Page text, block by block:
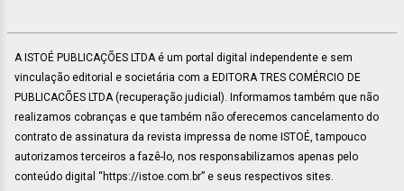
A ISTOÉ PUBLICAÇÕES LTDA é um portal digital independente e sem
vinculação editorial e societária com a EDITORA TRES COMÉRCIO DE
PUBLICACÕES LTDA (recuperação judicial). Informamos também que não
realizamos cobranças e que também não oferecemos cancelamento do
contrato de assinatura da revista impressa de nome ISTOÉ, tampouco
autorizamos terceiros a fazê-lo, nos responsabilizamos apenas pelo
conteúdo digital “https://istoe.com.br” e seus respectivos sites.